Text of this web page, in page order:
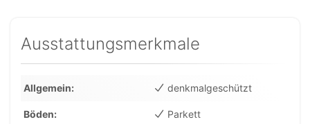
Ausstattungsmerkmale
Allgemein denkmalgeschützt
Böden Parkett